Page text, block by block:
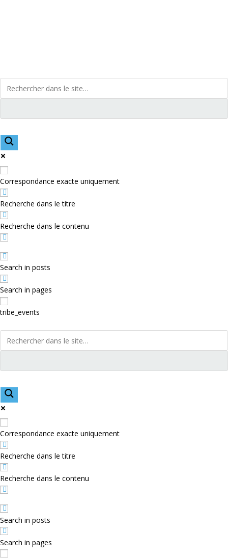
Correspondance exacte uniquement
Recherche dans le titre
Recherche dans le contenu
Search in posts
Search in pages
tribe_events
Correspondance exacte uniquement
Recherche dans le titre
Recherche dans le contenu
Search in posts
Search in pages